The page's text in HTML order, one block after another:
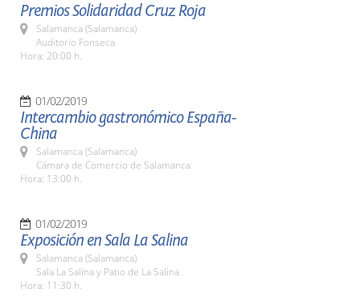
Premios Solidaridad Cruz Roja
Salamanca (Salamanca)
Auditorio Fonseca
Hora: 20:00 h.
01/02/2019
Intercambio gastronómico España-
China
Salamanca (Salamanca)
Cámara de Comercio de Salamanca
Hora: 13:00 h.
01/02/2019
Exposición en Sala La Salina
Salamanca (Salamanca)
Sala La Salina y Patio de La Salina
Hora: 11:30 h.